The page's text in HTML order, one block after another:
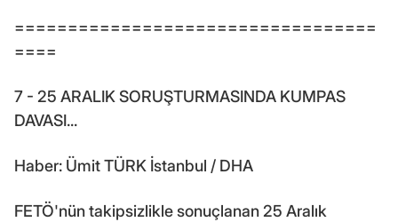
==================================
====
7 - 25 ARALIK SORUŞTURMASINDA KUMPAS
DAVASI...
Haber: Ümit TÜRK İstanbul / DHA
FETÖ'nün takipsizlikle sonuçlanan 25 Aralık